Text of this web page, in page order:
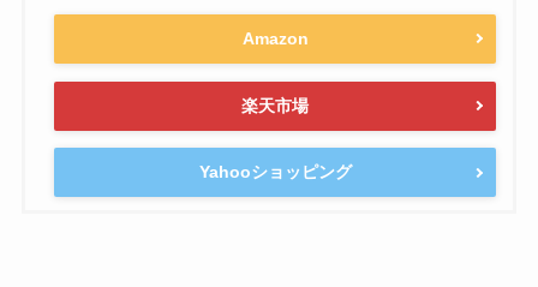
Amazon
楽天市場
Yahooショッピング